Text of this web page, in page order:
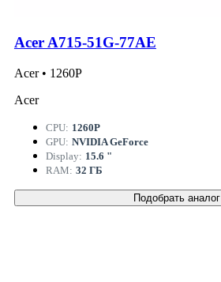
Acer A715-51G-77AE
Acer • 1260P
Acer
CPU: 1260P
GPU: NVIDIA GeForce
Display: 15.6 "
RAM: 32 ГБ
Подобрать аналог